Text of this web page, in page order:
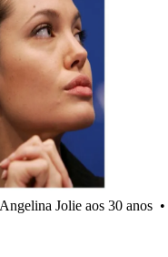
Jolie aos 30 anos •